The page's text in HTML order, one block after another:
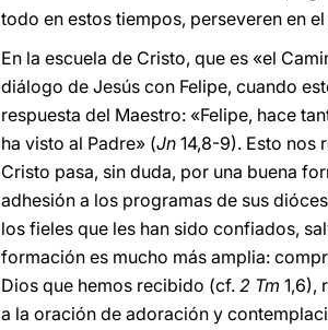
todo en estos tiempos, perseveren en
En la escuela de Cristo, que es «el
diálogo de Jesús con Felipe, cuando
respuesta del Maestro: «Felipe, hace
ha visto al Padre» (Jn 14,8-9). Esto nos
Cristo pasa, sin duda, por una buena
adhesión a los programas de sus
los fieles que les han sido confiados,
formación es mucho más amplia:
Dios que hemos recibido (cf. 2 Tm 1,6),
a la oración de adoración y